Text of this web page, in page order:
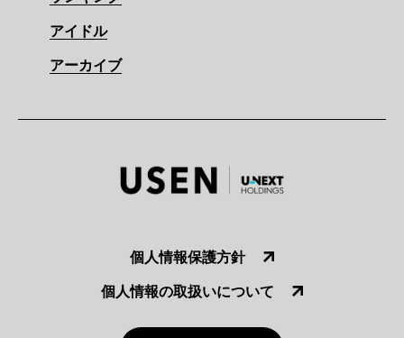
アイドル
アーカイブ
個人情報保護方針
個人情報の取扱いについて